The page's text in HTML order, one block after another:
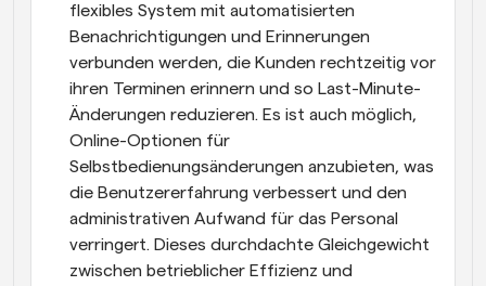
flexibles System mit automatisierten
Benachrichtigungen und Erinnerungen
verbunden werden, die Kunden rechtzeitig vor
ihren Terminen erinnern und so Last-Minute-
Änderungen reduzieren. Es ist auch möglich,
Online-Optionen für
Selbstbedienungsänderungen anzubieten, was
die Benutzererfahrung verbessert und den
administrativen Aufwand für das Personal
verringert. Dieses durchdachte Gleichgewicht
zwischen betrieblicher Effizienz und